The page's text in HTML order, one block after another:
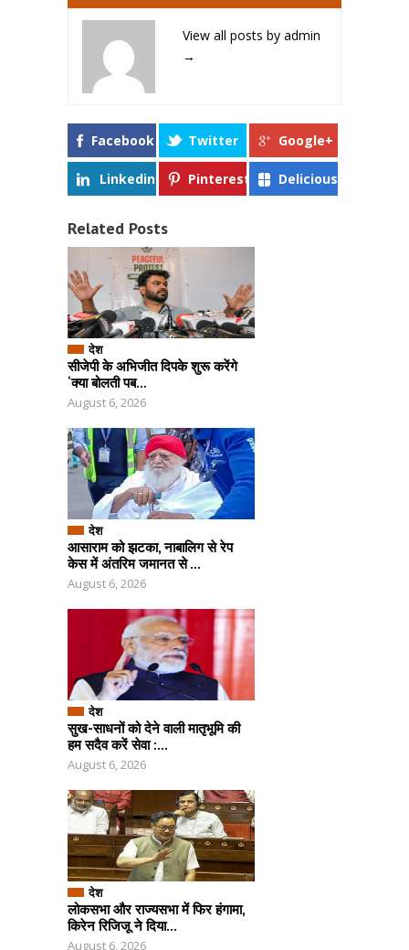
View all posts by admin
→
Facebook Twitter Google+
Linkedin Pinterest Delicious
Related Posts
देश
सीजेपी के अभिजीत दिपके शुरू करेंगे
‘क्या बोलती पब...
August 6, 2026
देश
आसाराम को झटका, नाबालिग से रेप
केस में अंतरिम जमानत से ...
August 6, 2026
देश
सुख-साधनों को देने वाली मातृभूमि की
हम सदैव करें सेवा :...
August 6, 2026
देश
लोकसभा और राज्यसभा में फिर हंगामा,
किरेन रिजिजू ने दिया...
August 6, 2026